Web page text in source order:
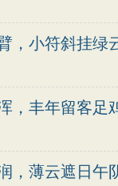
，小符斜挂绿
，丰年留客足
，薄云遮日午